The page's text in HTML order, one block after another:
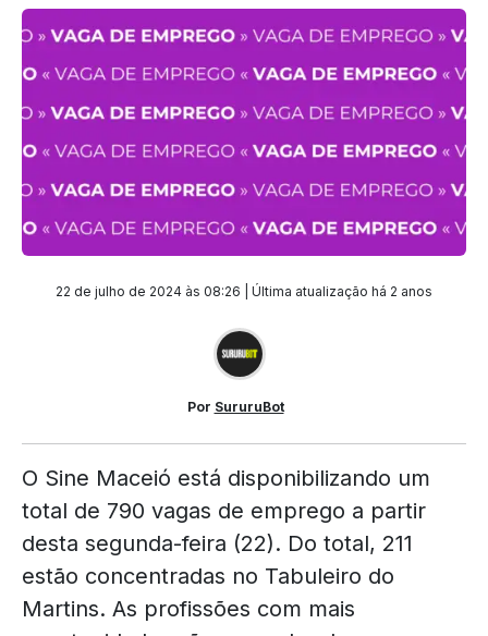
22 de julho de 2024 às 08:26 | Última atualização há 2 anos
Por SururuBot
O Sine Maceió está disponibilizando um
total de 790 vagas de emprego a partir
desta segunda-feira (22). Do total, 211
estão concentradas no Tabuleiro do
Martins. As profissões com mais